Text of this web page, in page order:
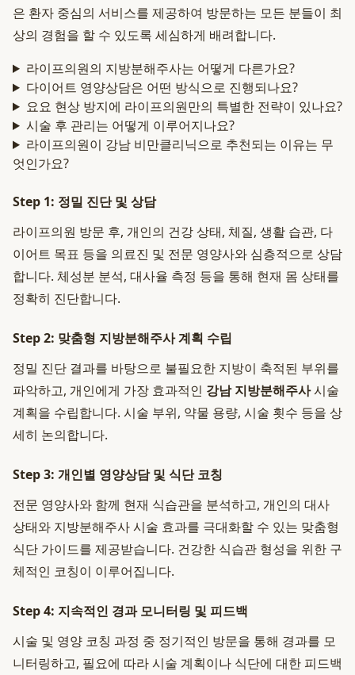
은 환자 중심의 서비스를 제공하여 방문하는 모든 분들이 최
상의 경험을 할 수 있도록 세심하게 배려합니다.
라이프의원의 지방분해주사는 어떻게 다른가요?
다이어트 영양상담은 어떤 방식으로 진행되나요?
요요 현상 방지에 라이프의원만의 특별한 전략이 있나요?
시술 후 관리는 어떻게 이루어지나요?
라이프의원이 강남 비만클리닉으로 추천되는 이유는 무
엇인가요?
Step 1: 정밀 진단 및 상담
라이프의원 방문 후, 개인의 건강 상태, 체질, 생활 습관, 다
이어트 목표 등을 의료진 및 전문 영양사와 심층적으로 상담
합니다. 체성분 분석, 대사율 측정 등을 통해 현재 몸 상태를
정확히 진단합니다.
Step 2: 맞춤형 지방분해주사 계획 수립
정밀 진단 결과를 바탕으로 불필요한 지방이 축적된 부위를
파악하고, 개인에게 가장 효과적인 강남 지방분해주사시술
계획을 수립합니다. 시술 부위, 약물 용량, 시술 횟수 등을 상
세히 논의합니다.
Step 3: 개인별 영양상담 및 식단 코칭
전문 영양사와 함께 현재 식습관을 분석하고, 개인의 대사
상태와 지방분해주사 시술 효과를 극대화할 수 있는 맞춤형
식단 가이드를 제공받습니다. 건강한 식습관 형성을 위한 구
체적인 코칭이 이루어집니다.
Step 4: 지속적인 경과 모니터링 및 피드백
시술 및 영양 코칭 과정 중 정기적인 방문을 통해 경과를 모
니터링하고, 필요에 따라 시술 계획이나 식단에 대한 피드백